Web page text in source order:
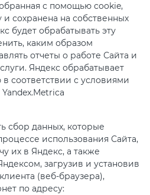
с помощью cookie,
сохранена на собственных
будет обрабатывать эту
каким образом
отчеты о работе Сайта и
Яндекс обрабатывает
соответствии с условиями
сбор данных, которые
использования Сайта,
их в Яндекс, а также
загрузив и установив
(веб-браузера),
по адресу: